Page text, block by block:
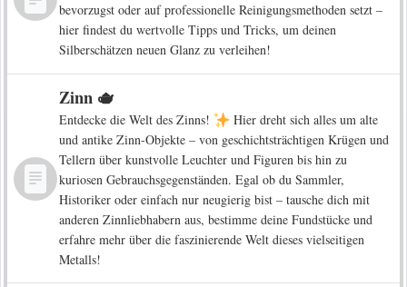
bevorzugst oder auf professionelle Reinigungsmethoden setzt –
hier findest du wertvolle Tipps und Tricks, um deinen
Silberschätzen neuen Glanz zu verleihen!
Zinn 🫖
Entdecke die Welt des Zinns!
Hier dreht sich alles um alte
und antike Zinn-Objekte – von geschichtsträchtigen Krügen und
Tellern über kunstvolle Leuchter und Figuren bis hin zu
kuriosen Gebrauchsgegenständen. Egal ob du Sammler,
Historiker oder einfach nur neugierig bist – tausche dich mit
anderen Zinnliebhabern aus, bestimme deine Fundstücke und
erfahre mehr über die faszinierende Welt dieses vielseitigen
Metalls!